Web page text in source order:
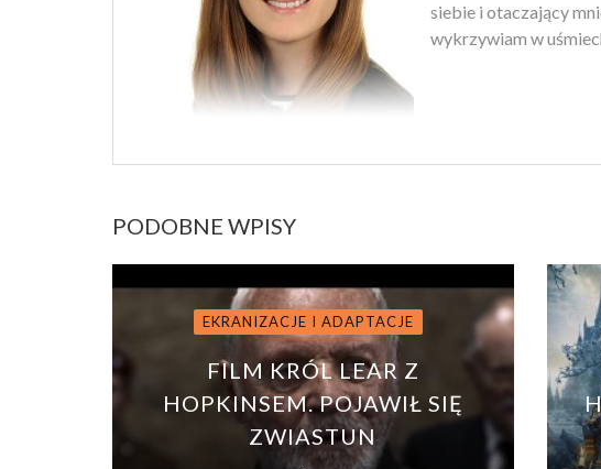
siebie i otaczający
wykrzywiam w
PODOBNE WPISY
EKRANIZACJE I ADAPTACJE
FILM KRÓL LEAR Z
HOPKINSEM. POJAWIŁ SIĘ
ZWIASTUN